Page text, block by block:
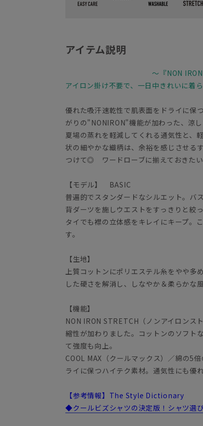
アイテム説明
～『NON
アイロン掛け不要で、一日中きれいに着
優れた吸汗速乾性で肌表面をドライに保
がりの"NONIRON"機能が加わった、涼し
夏場の蒸れを軽減してくれる通気性と、
状の細やかな織柄は、余裕を感じさせる
つけて◎ ワードローブに揃えておきたい
【モデル】 BASIC
普遍的でスタンダードなシルエット。バ
背ダーツを施しウエストをすっきりと絞
タイでも襟の立体感をキレイにキープ。
す。
【生地】
上質コットンにポリエステル糸をやや多
した硬さを解消し、しなやか＆柔らかな
【機能】
NON IRON STRETCH（ノンアイロンス
縮性が加わりました。コットンのソフト
て強度も向上。
COOL MAX（クールマックス）／綿の5
ライに保つハイテク素材。通気性にも優
【参考情報】The Style Dictionary
◆クールビズシャツの決定版！シャツ選